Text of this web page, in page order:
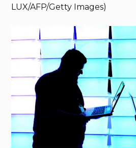
LUX/AFP/Getty Images)